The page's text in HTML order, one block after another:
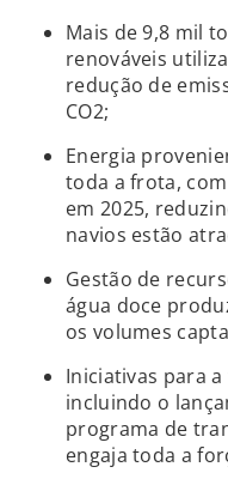
Mais de 9,8 mil
renováveis
redução de
CO2;
Energia
toda a frota,
em 2025,
navios estão
Gestão de
água doce
os volumes
Iniciativas para
incluindo o
programa de
engaja toda a